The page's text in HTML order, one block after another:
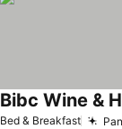
Bed & Breakfast
Bibc Wine &